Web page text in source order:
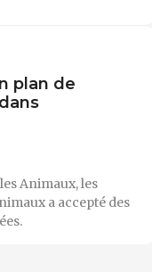
plan de
Animaux, les
a accepté des